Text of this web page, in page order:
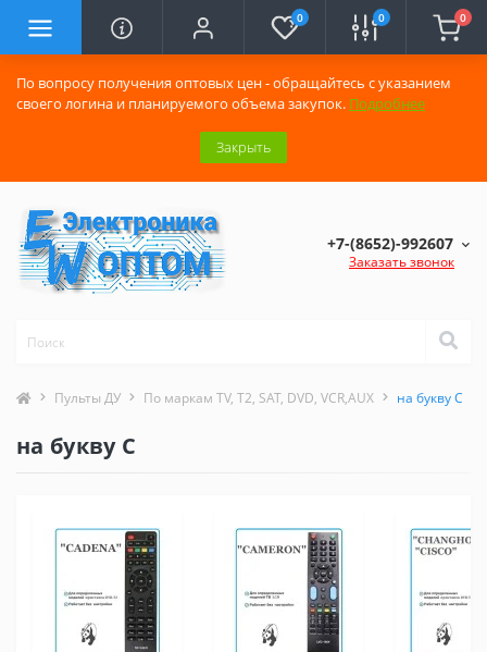
По вопросу получения оптовых цен - обращайтесь с указанием
своего логина и планируемого объема закупок. Подробнее
Закрыть
0 0 0
+7-(8652)-992607
Заказать звонок
Пульты ДУ По маркам TV, T2, SAT, DVD, VCR,AUX на букву C
на букву C